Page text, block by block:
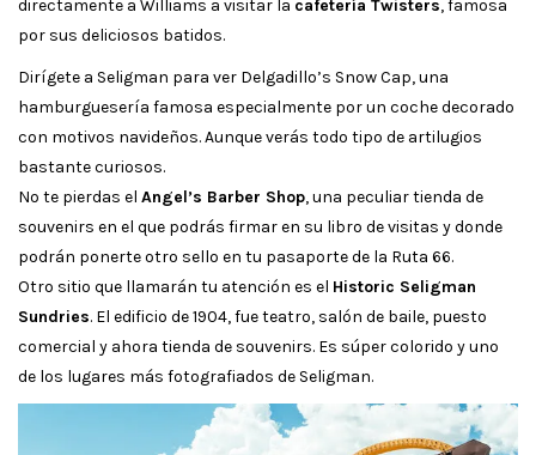
directamente a Williams a visitar la cafetería Twisters, famosa
por sus deliciosos batidos.
Dirígete a Seligman para ver Delgadillo’s Snow Cap, una
hamburguesería famosa especialmente por un coche decorado
con motivos navideños. Aunque verás todo tipo de artilugios
bastante curiosos.
No te pierdas el Angel’s Barber Shop, una peculiar tienda de
souvenirs en el que podrás firmar en su libro de visitas y donde
podrán ponerte otro sello en tu pasaporte de la Ruta 66.
Otro sitio que llamarán tu atención es el Historic Seligman
Sundries. El edificio de 1904, fue teatro, salón de baile, puesto
comercial y ahora tienda de souvenirs. Es súper colorido y uno
de los lugares más fotografiados de Seligman.